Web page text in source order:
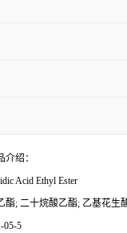
介绍：
Acid Ethyl Ester
; 二十烷酸乙酯; 乙基花生酸
05-5